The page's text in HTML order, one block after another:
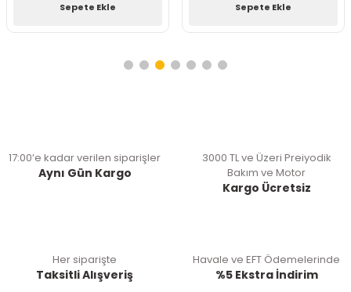
Sepete Ekle Sepete Ekle
17:00’e kadar verilen siparişler
Aynı Gün Kargo
3000 TL ve Üzeri Preiyodik
Bakım ve Motor
Kargo Ücretsiz
Her siparişte
Taksitli Alışveriş
Havale ve EFT Ödemelerinde
%5 Ekstra İndirim